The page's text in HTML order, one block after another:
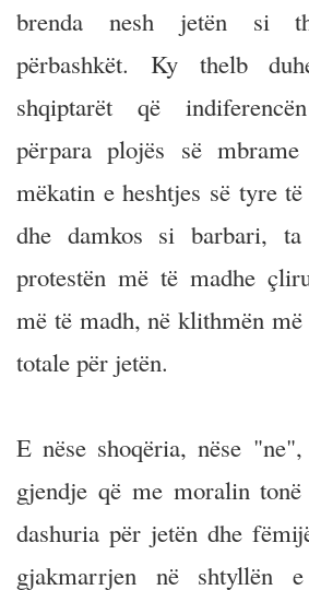
brenda nesh jetën si
përbashkët. Ky thelb
shqiptarët që
përpara plojës së
mëkatin e heshtjes së tyre
dhe damkos si barbari, ta
protestën më të madhe
më të madh, në klithmën
totale për jetën.
E nëse shoqëria, nëse
gjendje që me moralin
dashuria për jetën dhe
gjakmarrjen në shtyllën